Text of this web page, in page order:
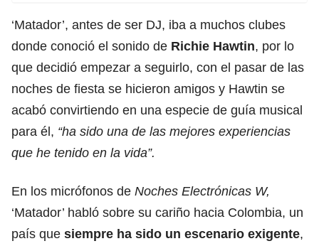
‘Matador’, antes de ser DJ, iba a muchos clubes
donde conoció el sonido de Richie Hawtin, por lo
que decidió empezar a seguirlo, con el pasar de las
noches de fiesta se hicieron amigos y Hawtin se
acabó convirtiendo en una especie de guía musical
para él, “ha sido una de las mejores experiencias
que he tenido en la vida”.
En los micrófonos de Noches Electrónicas W,
‘Matador’ habló sobre su cariño hacia Colombia, un
país que siempre ha sido un escenario exigente,